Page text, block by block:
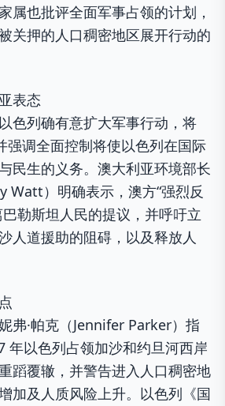
属也批评全面军事占领的计划，
关押的人口稠密地区展开行动的
表态
色列确有意扩大军事行动，将
强调全面控制将使以色列在国际
民生的义务。澳大利亚环境部长
Watt）明确表示，澳方“强烈反
勒斯坦人民的提议，并呼吁立
人道援助的阻碍，以及释放人
弗·帕克（Jennifer Parker）指
年以色列占领加沙和约旦河西岸
蹈覆辙，并警告进入人口稠密地
加及人质风险上升。以色列《国